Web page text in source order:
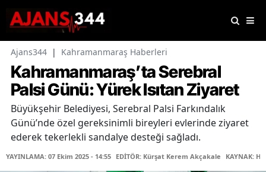
Ajans344 | Kahramanmaraş Haberleri
Kahramanmaraş’ta Serebral
Palsi Günü: Yürek Isıtan Ziyaret
Büyükşehir Belediyesi, Serebral Palsi Farkındalık
Günü’nde özel gereksinimli bireyleri evlerinde ziyaret
ederek tekerlekli sandalye desteği sağladı.
YAYINLAMA: 07 Ekim 2025 - 14:55 EDİTÖR: Kürşat Kerem Akçakale KAYNAK: